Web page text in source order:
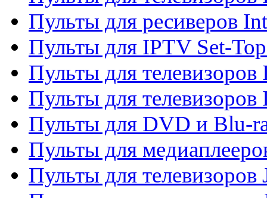
Пульты для ресиверов
Пульты для IPTV Set-
Пульты для телевизоров
Пульты для телевизоров
Пульты для DVD и Blu-
Пульты для
Пульты для телевизоров